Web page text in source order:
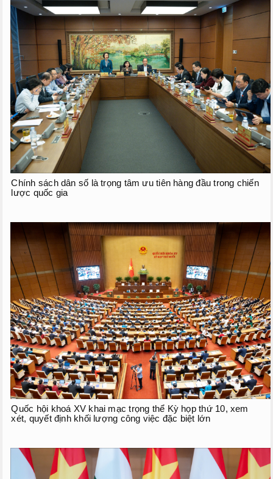
Chính sách dân số là trọng tâm ưu tiên hàng đầu trong chiến
lược quốc gia
Quốc hội khoá XV khai mạc trọng thể Kỳ họp thứ 10, xem
xét, quyết định khối lượng công việc đặc biệt lớn